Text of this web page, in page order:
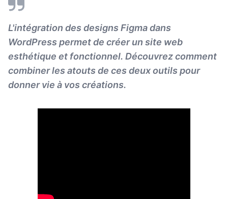
L'intégration des designs Figma dans
WordPress permet de créer un site web
esthétique et fonctionnel. Découvrez comment
combiner les atouts de ces deux outils pour
donner vie à vos créations.